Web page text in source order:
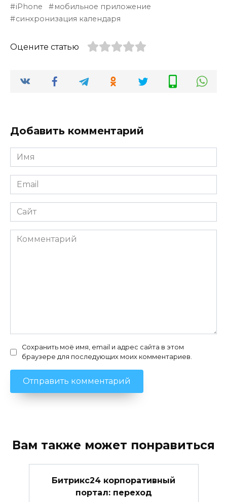
iPhone
мобильное приложение
синхронизация календаря
Оцените статью
Добавить комментарий
Имя
*
Email
*
Сайт
Комментарий
Сохранить моё имя, email и адрес сайта в этом
браузере для последующих моих комментариев.
Вам также может понравиться
Битрикс24 корпоративный
портал: переход